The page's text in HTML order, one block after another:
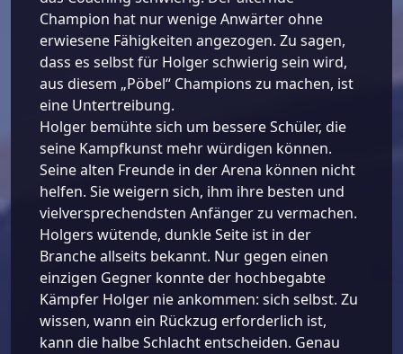
Champion hat nur wenige Anwärter ohne
erwiesene Fähigkeiten angezogen. Zu sagen,
dass es selbst für Holger schwierig sein wird,
aus diesem „Pöbel“ Champions zu machen, ist
eine Untertreibung.
Holger bemühte sich um bessere Schüler, die
seine Kampfkunst mehr würdigen können.
Seine alten Freunde in der Arena können nicht
helfen. Sie weigern sich, ihm ihre besten und
vielversprechendsten Anfänger zu vermachen.
Holgers wütende, dunkle Seite ist in der
Branche allseits bekannt. Nur gegen einen
einzigen Gegner konnte der hochbegabte
Kämpfer Holger nie ankommen: sich selbst. Zu
wissen, wann ein Rückzug erforderlich ist,
kann die halbe Schlacht entscheiden. Genau